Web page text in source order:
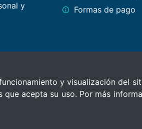
y visualización del
acepta su uso. Por más
y
Formas de pago